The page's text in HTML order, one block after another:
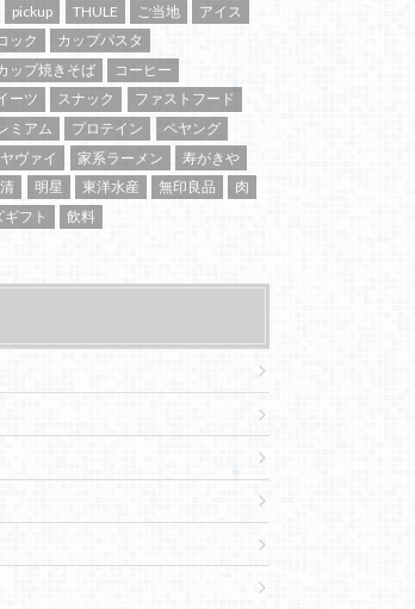
pickup THULE ご当地
アイス
ック
カップパスタ
ップ焼きそば
コーヒー
ーツ スナック
ファストフード
ミアム プロテイン
ペヤング
ヤヴァイ 家系ラーメン
寿がきや
明星 東洋水産 無印良品
肉
フト
飲料